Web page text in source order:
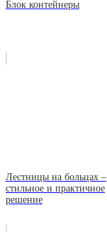
Блок контейнеры
Лестницы на больцах –
стильное и практичное
решение